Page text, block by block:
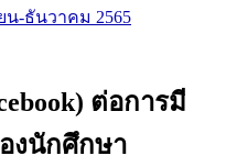
น-ธันวาคม 2565
ต่อการมี
งนักศึกษา